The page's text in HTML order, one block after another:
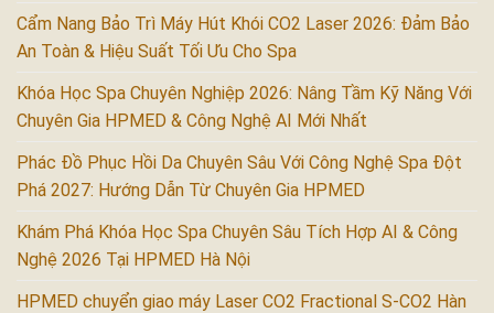
Cẩm Nang Bảo Trì Máy Hút Khói CO2 Laser 2026: Đảm Bảo
An Toàn & Hiệu Suất Tối Ưu Cho Spa
Khóa Học Spa Chuyên Nghiệp 2026: Nâng Tầm Kỹ Năng Với
Chuyên Gia HPMED & Công Nghệ AI Mới Nhất
Phác Đồ Phục Hồi Da Chuyên Sâu Với Công Nghệ Spa Đột
Phá 2027: Hướng Dẫn Từ Chuyên Gia HPMED
Khám Phá Khóa Học Spa Chuyên Sâu Tích Hợp AI & Công
Nghệ 2026 Tại HPMED Hà Nội
HPMED chuyển giao máy Laser CO2 Fractional S-CO2 Hàn